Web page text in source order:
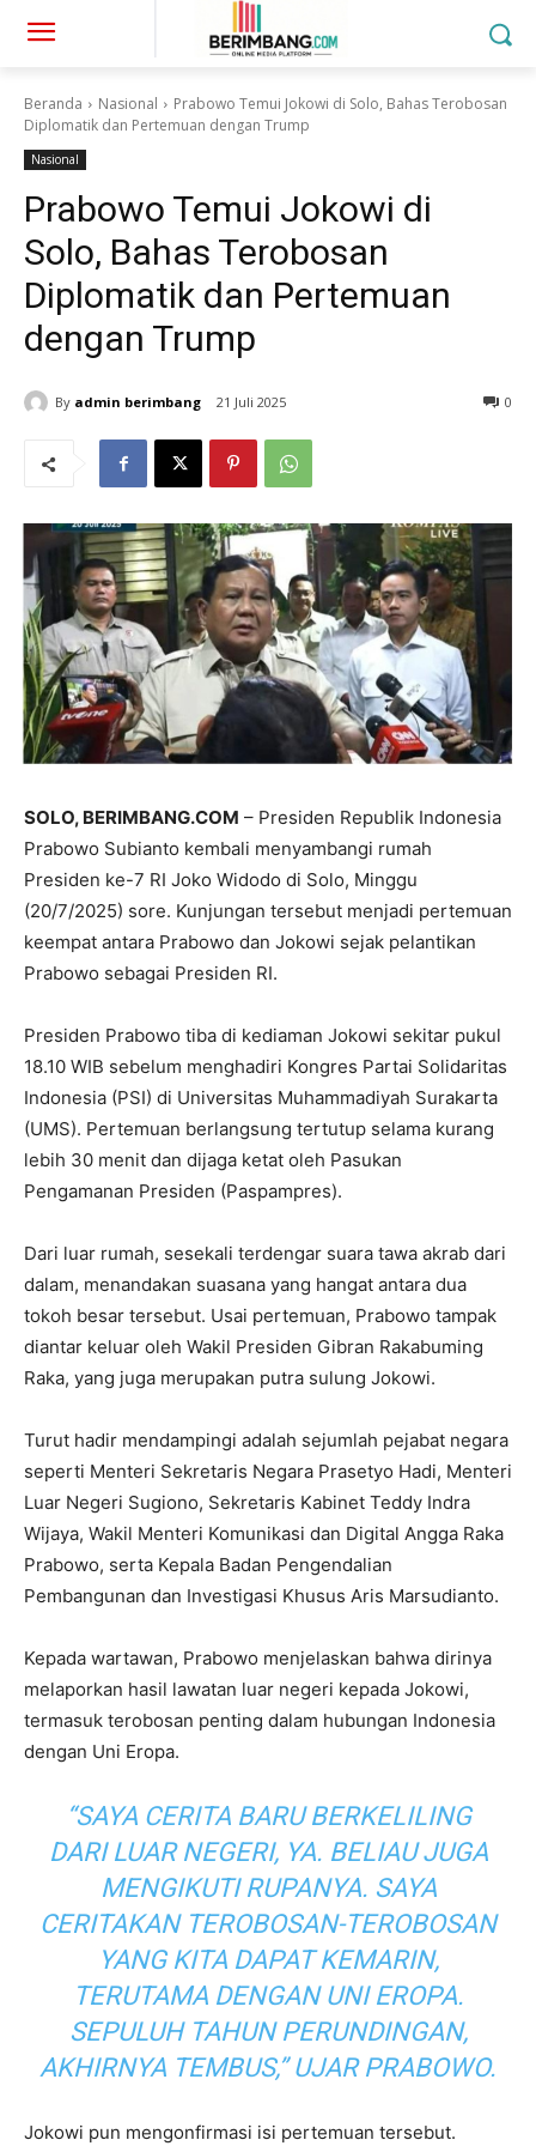
Beranda Nasional
Prabowo Temui Jokowi di Solo, Bahas Terobosan
Diplomatik dan Pertemuan dengan Trump
Nasional
Prabowo Temui Jokowi di
Solo, Bahas Terobosan
Diplomatik dan Pertemuan
dengan Trump
By admin berimbang 21 Juli 2025 0
SOLO, BERIMBANG.COM – Presiden Republik Indonesia
Prabowo Subianto kembali menyambangi rumah
Presiden ke-7 RI Joko Widodo di Solo, Minggu
(20/7/2025) sore. Kunjungan tersebut menjadi pertemuan
keempat antara Prabowo dan Jokowi sejak pelantikan
Prabowo sebagai Presiden RI.
Presiden Prabowo tiba di kediaman Jokowi sekitar pukul
18.10 WIB sebelum menghadiri Kongres Partai Solidaritas
Indonesia (PSI) di Universitas Muhammadiyah Surakarta
(UMS). Pertemuan berlangsung tertutup selama kurang
lebih 30 menit dan dijaga ketat oleh Pasukan
Pengamanan Presiden (Paspampres).
Dari luar rumah, sesekali terdengar suara tawa akrab dari
dalam, menandakan suasana yang hangat antara dua
tokoh besar tersebut. Usai pertemuan, Prabowo tampak
diantar keluar oleh Wakil Presiden Gibran Rakabuming
Raka, yang juga merupakan putra sulung Jokowi.
Turut hadir mendampingi adalah sejumlah pejabat negara
seperti Menteri Sekretaris Negara Prasetyo Hadi, Menteri
Luar Negeri Sugiono, Sekretaris Kabinet Teddy Indra
Wijaya, Wakil Menteri Komunikasi dan Digital Angga Raka
Prabowo, serta Kepala Badan Pengendalian
Pembangunan dan Investigasi Khusus Aris Marsudianto.
Kepada wartawan, Prabowo menjelaskan bahwa dirinya
melaporkan hasil lawatan luar negeri kepada Jokowi,
termasuk terobosan penting dalam hubungan Indonesia
dengan Uni Eropa.
“SAYA CERITA BARU BERKELILING
DARI LUAR NEGERI, YA. BELIAU JUGA
MENGIKUTI RUPANYA. SAYA
CERITAKAN TEROBOSAN-TEROBOSAN
YANG KITA DAPAT KEMARIN,
TERUTAMA DENGAN UNI EROPA.
SEPULUH TAHUN PERUNDINGAN,
AKHIRNYA TEMBUS,”UJAR PRABOWO.
Jokowi pun mengonfirmasi isi pertemuan tersebut.